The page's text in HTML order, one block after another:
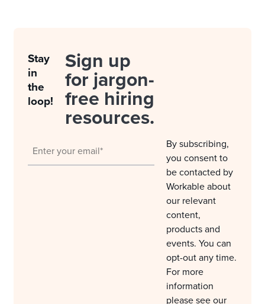
Stay
in
the
loop!
Sign up
for jargon-
free hiring
resources.
By subscribing,
you consent to
be contacted by
Workable about
our relevant
content,
products and
events. You can
opt-out any time.
For more
information
please see our